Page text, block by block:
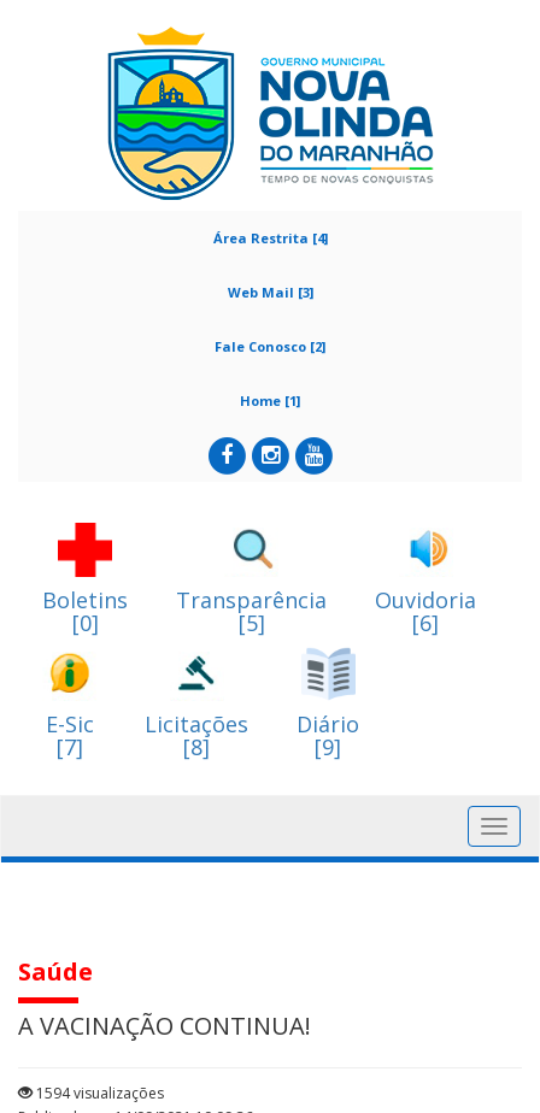
Área Restrita [4]
Web Mail [3]
Fale Conosco [2]
Home [1]
Boletins
[0]
Transparência
[5]
Ouvidoria
[6]
E-Sic
[7]
Licitações
[8]
Diário
[9]
Saúde
A VACINAÇÃO CONTINUA!
1594 visualizações